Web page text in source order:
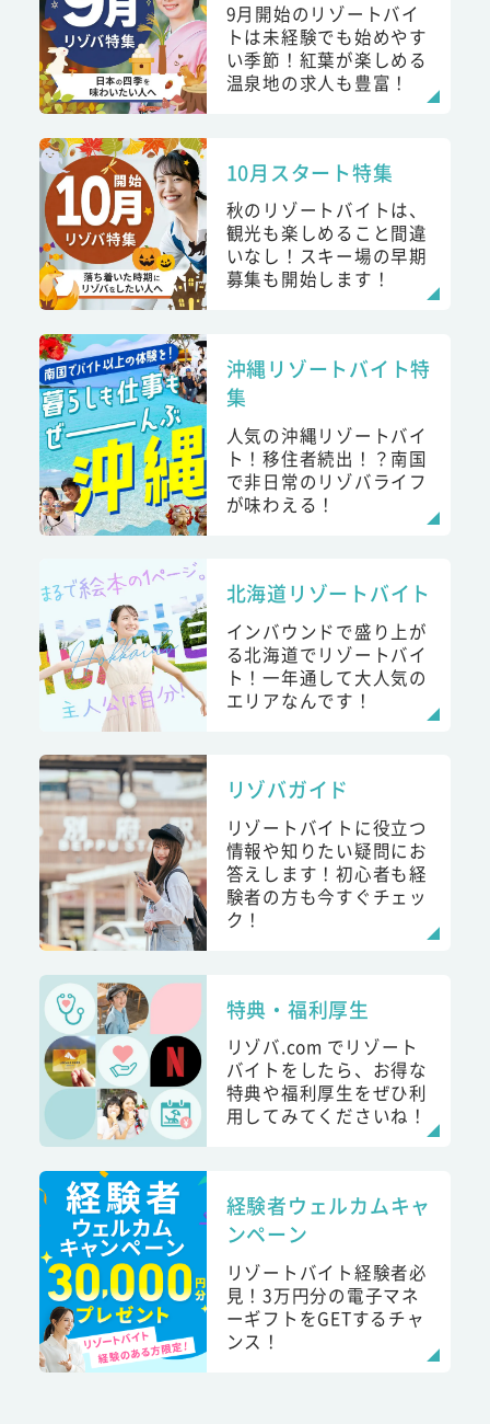
9月開始のリゾートバイ
トは未経験でも始めやす
い季節！紅葉が楽しめる
温泉地の求人も豊富！
10月スタート特集
秋のリゾートバイトは、
観光も楽しめること間違
いなし！スキー場の早期
募集も開始します！
沖縄リゾートバイト特
集
人気の沖縄リゾートバイ
ト！移住者続出！？南国
で非日常のリゾバライフ
が味わえる！
北海道リゾートバイト
インバウンドで盛り上が
る北海道でリゾートバイ
ト！一年通して大人気の
エリアなんです！
リゾバガイド
リゾートバイトに役立つ
情報や知りたい疑問にお
答えします！初心者も経
験者の方も今すぐチェッ
ク！
特典・福利厚生
リゾバ.com でリゾート
バイトをしたら、お得な
特典や福利厚生をぜひ利
用してみてくださいね！
経験者ウェルカムキャ
ンペーン
リゾートバイト経験者必
見！3万円分の電子マネ
ーギフトをGETするチャ
ンス！